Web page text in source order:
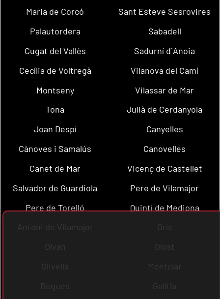
Maria de Corcó
Sant Esteve Sesrovires
Palautordera
Sabadell
Cugat del Vallès
Sadurní d´Anoia
Cecília de Voltregà
Vilanova del Camí
Montseny
Vilassar de Mar
Tona
Julià de Cerdanyola
Joan Despí
Canyelles
Cànoves i Samalús
Canovelles
Canet de Mar
Vicenç de Castellet
Salvador de Guardiola
Pere de Vilamajor
Pere de Torelló
Quintí de Mediona
Antoni de Vilamajor
Orís
Olvan
Olost
Olivella
Montclar
Begues
Gallifa